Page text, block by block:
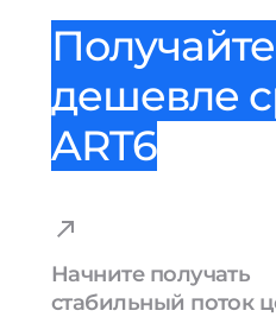
дешевле
ART6
Начните получать
стабильный поток